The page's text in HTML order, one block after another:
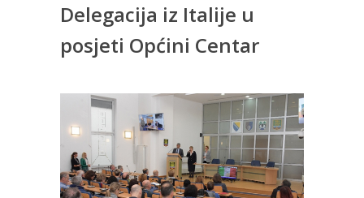
Delegacija iz Italije u
posjeti Općini Centar